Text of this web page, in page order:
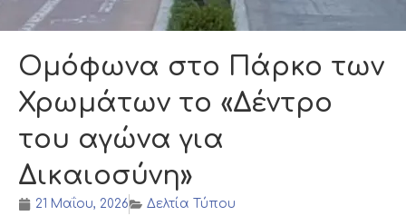
Ομόφωνα στο Πάρκο των
Χρωμάτων το «Δέντρο
του αγώνα για
Δικαιοσύνη»
21 Μαΐου, 2026
Δελτία Τύπου